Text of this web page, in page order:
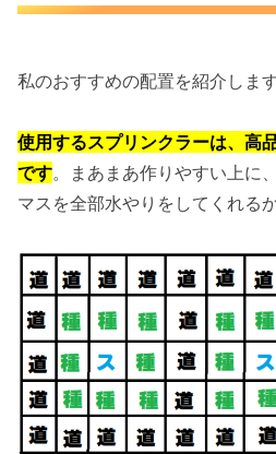
私のおすすめの配置を紹介します
使用するスプリンクラーは、高
です。まあまあ作りやすい上に
マスを全部水やりをしてくれるか